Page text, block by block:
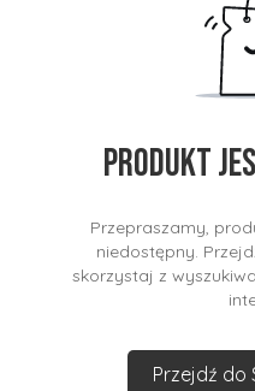
Produkt
Przepraszamy,
niedostępny.
skorzystaj z
Przejdź do